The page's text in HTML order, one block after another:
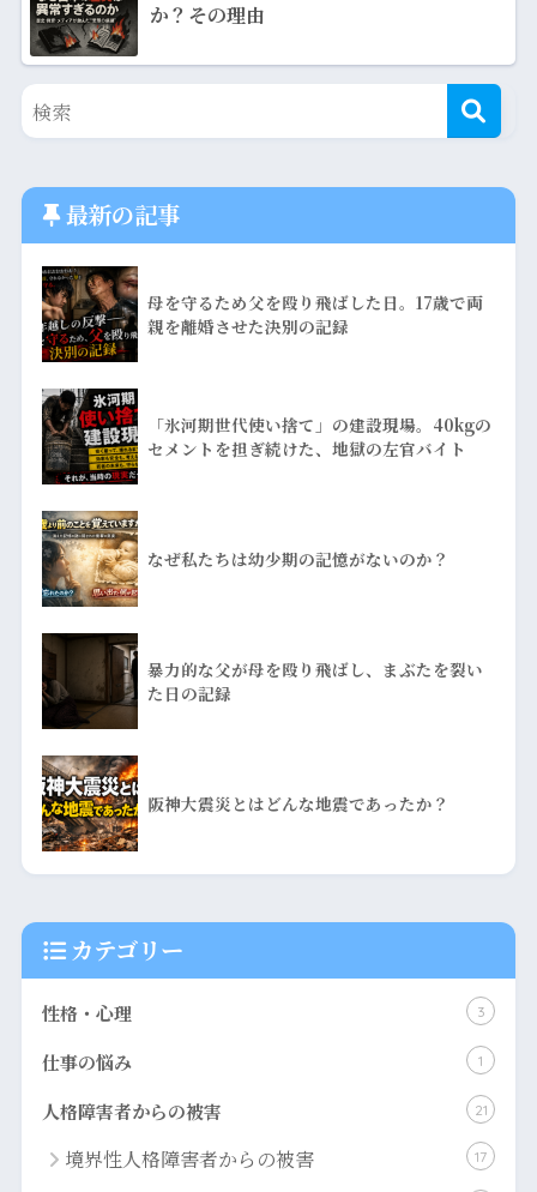
か？その理由
最新の記事
母を守るため父を殴り飛ばした日。17歳で両
親を離婚させた決別の記録
「氷河期世代使い捨て」の建設現場。40kgの
セメントを担ぎ続けた、地獄の左官バイト
なぜ私たちは幼少期の記憶がないのか？
暴力的な父が母を殴り飛ばし、まぶたを裂い
た日の記録
阪神大震災とはどんな地震であったか？
カテゴリー
性格・心理 3
仕事の悩み 1
人格障害者からの被害 21
境界性人格障害者からの被害 17